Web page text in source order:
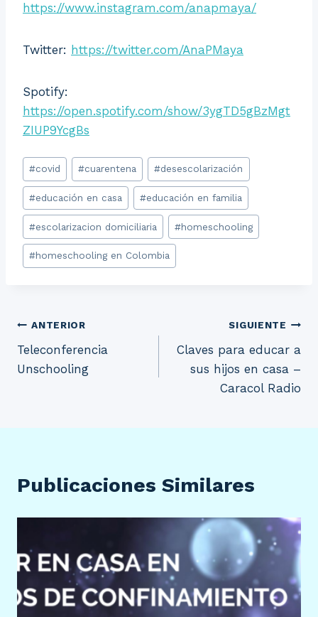
https://www.instagram.com/anapmaya/
Twitter: https://twitter.com/AnaPMaya
Spotify:
https://open.spotify.com/show/3ygTD5gBzMgt
ZIUP9YcgBs
Etiquetas
de
la
entrada:
#covid #cuarentena #desescolarización
#educación en casa #educación en familia
#escolarizacion domiciliaria #homeschooling
#homeschooling en Colombia
Navegación
de
ANTERIOR
Teleconferencia
Unschooling
SIGUIENTE
Claves para educar a
sus hijos en casa –
Caracol Radio
Publicaciones Similares